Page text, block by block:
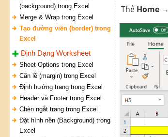
(background) trong Excel
Merge & Wrap trong Excel
Tạo đường viền (border) trong
Excel
Định Dạng Worksheet
Sheet Options trong Excel
Căn lề (margin) trong Excel
Định hướng trang trong Excel
Header và Footer trong Excel
Chèn ngắt trang trong Excel
Đặt hình nền (Background) trong
Excel
Thẻ Home→